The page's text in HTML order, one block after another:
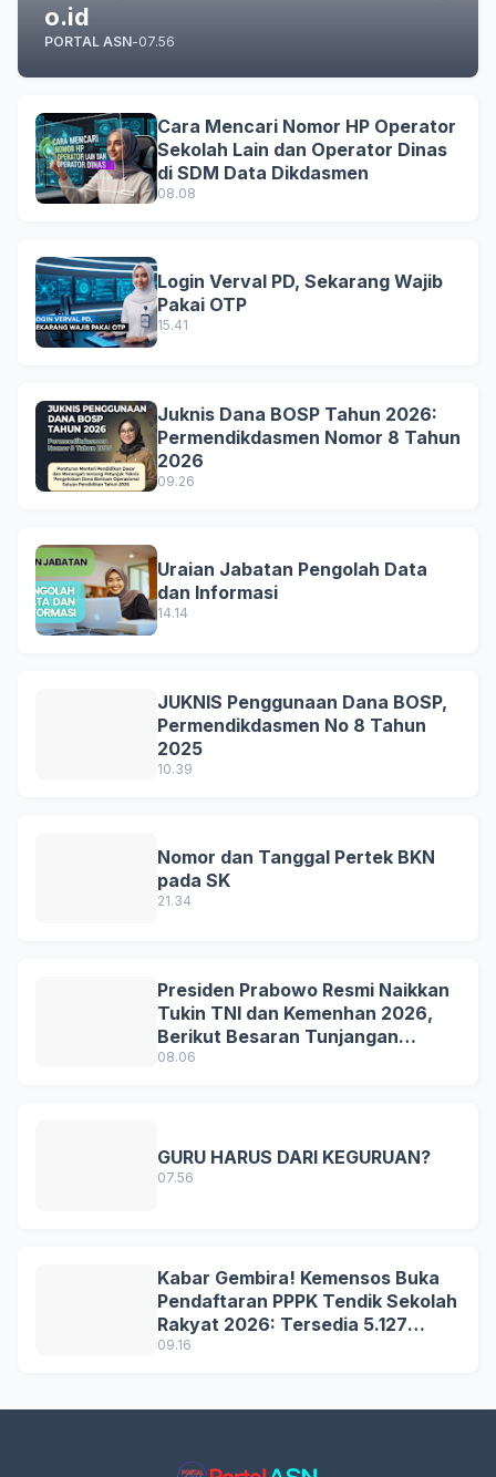
o.id
PORTAL ASN-07.56
Cara Mencari Nomor HP Operator
Sekolah Lain dan Operator Dinas
di SDM Data Dikdasmen
08.08
Login Verval PD, Sekarang Wajib
Pakai OTP
15.41
Juknis Dana BOSP Tahun 2026:
Permendikdasmen Nomor 8 Tahun
2026
09.26
Uraian Jabatan Pengolah Data
dan Informasi
14.14
JUKNIS Penggunaan Dana BOSP,
Permendikdasmen No 8 Tahun
2025
10.39
Nomor dan Tanggal Pertek BKN
pada SK
21.34
Presiden Prabowo Resmi Naikkan
Tukin TNI dan Kemenhan 2026,
Berikut Besaran Tunjangan
Terbaru
08.06
GURU HARUS DARI KEGURUAN?
07.56
Kabar Gembira! Kemensos Buka
Pendaftaran PPPK Tendik Sekolah
Rakyat 2026: Tersedia 5.127
Formasi, Simak Syarat dan
09.16